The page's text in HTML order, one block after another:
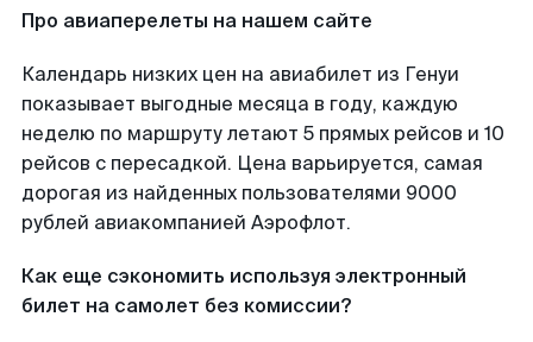
Про авиаперелеты на нашем сайте
Календарь низких цен на авиабилет из Генуи
показывает выгодные месяца в году, каждую
неделю по маршруту летают 5 прямых рейсов и 10
рейсов с пересадкой. Цена варьируется, самая
дорогая из найденных пользователями 9000
рублей авиакомпанией Аэрофлот.
Как еще сэкономить используя электронный
билет на самолет без комиссии?